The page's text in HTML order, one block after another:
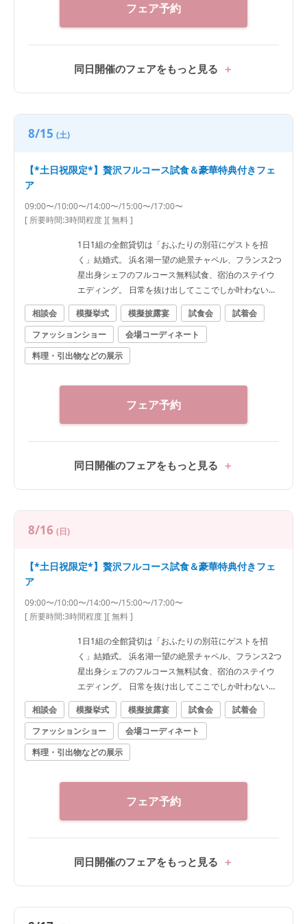
フェア予約
同日開催のフェアをもっと見る
8/15 (土)
【*土日祝限定*】贅沢フルコース試食＆豪華特典付きフェ
ア
09:00〜/10:00〜/14:00〜/15:00〜/17:00〜
[ 所要時間:3時間程度][ 無料 ]
1日1組の全館貸切は「おふたりの別荘にゲストを招
く」結婚式。 浜名湖一望の絶景チャペル、フランス2つ
星出身シェフのフルコース無料試食、宿泊のステイウ
エディング。 日常を抜け出してここでしか叶わない一
日を★
相談会 模擬挙式 模擬披露宴 試食会
試着会
ファッションショー
会場コーディネート
料理・引出物などの展示
フェア予約
同日開催のフェアをもっと見る
8/16 (日)
【*土日祝限定*】贅沢フルコース試食＆豪華特典付きフェ
ア
09:00〜/10:00〜/14:00〜/15:00〜/17:00〜
[ 所要時間:3時間程度][ 無料 ]
1日1組の全館貸切は「おふたりの別荘にゲストを招
く」結婚式。 浜名湖一望の絶景チャペル、フランス2つ
星出身シェフのフルコース無料試食、宿泊のステイウ
エディング。 日常を抜け出してここでしか叶わない一
日を★
相談会 模擬挙式 模擬披露宴 試食会
試着会
ファッションショー
会場コーディネート
料理・引出物などの展示
フェア予約
同日開催のフェアをもっと見る